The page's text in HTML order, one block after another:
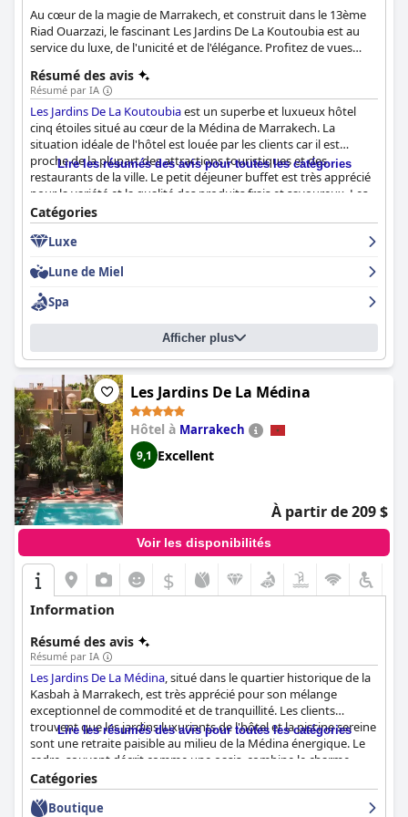
Au cœur de la magie de Marrakech, et construit dans le 13ème
Riad Ouarzazi, le fascinant Les Jardins De La Koutoubia est au
service du luxe, de l'unicité et de l'élégance. Profitez de vues
et des 2 suites royales de l'hôtel.
Résumé des avis
Résumé par IA
Les Jardins De La Koutoubiaest un superbe et luxueux hôtel
cinq étoiles situé au cœur de la Médina de Marrakech. La
situation idéale de l'hôtel est louée par les clients car il est
proche de la plupart des attractions touristiques et des
restaurants de la ville. Le petit déjeuner buffet est très apprécié
pour la variété et la qualité des produits frais et savoureux. Les
options de restauration de l'hôtel, y compris un restaurant
marocain traditionnel et des spectacles, sont également
appréciées par les clients. L'hôtel dispose de belles chambres
piscine ou la cour. La propreté impeccable et les installations
bien entretenues sont régulièrement louées par les clients. Le
personnel est décrit comme professionnel, amical et serviable
pour répondre aux besoins des clients. Le spa et la piscine de
l'hôtel ajoutent à l'expérience luxueuse et relaxante d'un séjour
dans cet établissement. Bien que certains clients estiment que
des rénovations sont nécessaires dans certains domaines, la
majorité des commentaires soulignent le service exceptionnel,
le cadre magnifique et l'expérience globale excellente.
Lire les résumés des avis pour toutes les catégories
Catégories
Luxe
Lune de Miel
Spa
Afficher plus
Les Jardins De La Médina
Hôtel à Marrakech
9,1 Excellent
À partir de 209 $
Voir les disponibilités
$
Information
Résumé des avis
Résumé par IA
Les Jardins De La Médina, situé dans le quartier historique de la
Kasbah à Marrakech, est très apprécié pour son mélange
exceptionnel de commodité et de tranquillité. Les clients
trouvent que les jardins luxuriants de l'hôtel et la piscine sereine
sont une retraite paisible au milieu de la Médina énergique. Le
cadre, souvent décrit comme une oasis, combine le charme
historique avec des équipements modernes.
Les clients saluent constamment les chambres élégantes,
Lire les résumés des avis pour toutes les catégories
Catégories
Boutique